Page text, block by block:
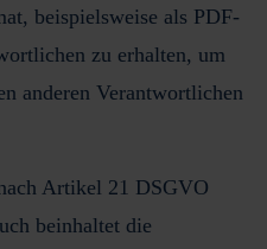
beispielsweise als PDF-
zu erhalten, um
anderen Verantwortlichen
Artikel 21 DSGVO
beinhaltet die